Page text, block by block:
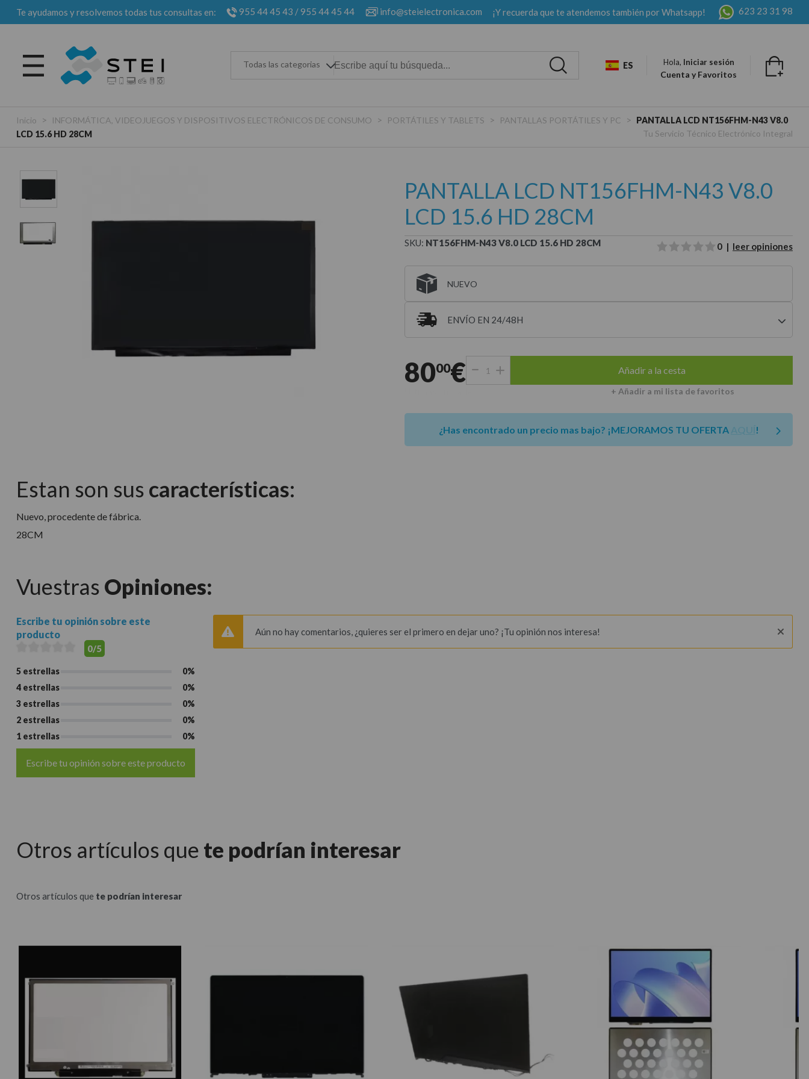
Te ayudamos y resolvemos todas tus consultas en: 955 44 45 43 /955 44 45 44 info@steielectronica.com ¡Y recuerda que te atendemos también por Whatsapp! 623 23 31 98
Todas las categorias ES Hola, Iniciar sesión
Cuenta y Favoritos
Inicio > INFORMÁTICA, VIDEOJUEGOS Y DISPOSITIVOS ELECTRÓNICOS DE CONSUMO > PORTÁTILES Y TABLETS > PANTALLAS PORTÁTILES Y PC > PANTALLA LCD NT156FHM-N43 V8.0
LCD 15.6 HD 28CM
Tu Servicio Técnico Electrónico Integral
PANTALLA LCD NT156FHM-N43 V8.0
LCD 15.6 HD 28CM
SKU: NT156FHM-N43 V8.0 LCD 15.6 HD 28CM 0 | leer opiniones
NUEVO
ENVÍO EN 24/48H
8000€ Añadir a la cesta
+ Añadir a mi lista de favoritos
¿Has encontrado un precio mas bajo? ¡MEJORAMOS TU OFERTA !
Estan son sus características:
Nuevo, procedente de fábrica.
28CM
Vuestras Opiniones:
Escribe tu opinión sobre este
producto
0/5
5 estrellas
0%
4 estrellas
0%
3 estrellas
0%
2 estrellas
0%
1 estrellas
0%
Escribe tu opinión sobre este producto
Aún no hay comentarios, ¿quieres ser el primero en dejar uno? ¡Tu opinión nos interesa!
Otros artículos que te podrían interesar
Otros artículos que te podrían interesar